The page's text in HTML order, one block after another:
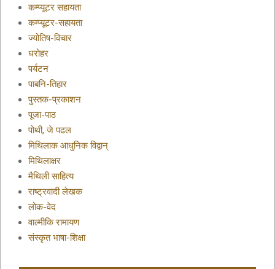
कम्प्यूटर सहायता
कम्प्यूटर-सहायता
ज्योतिष-विचार
धरोहर
पर्यटन
पाबनि-तिहार
पुस्तक-प्रकाशन
पूजा-पाठ
पोथी, जे पढल
मिथिलाक आधुनिक विद्वान्
मिथिलाक्षर
मैथिली साहित्य
राष्ट्रवादी लेखक
लोक-वेद
वाल्मीकि रामायण
संस्कृत भाषा-शिक्षा